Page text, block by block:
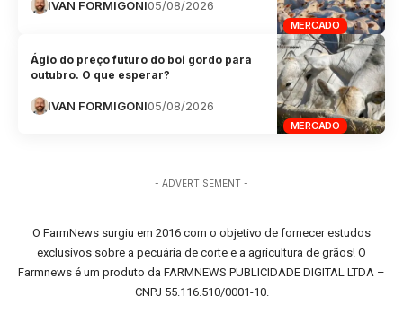
MERCADO
IVAN FORMIGONI05/08/2026
MERCADO
Ágio do preço futuro do boi gordo para
outubro. O que esperar?
IVAN FORMIGONI05/08/2026
- ADVERTISEMENT -
O FarmNews surgiu em 2016 com o objetivo de fornecer estudos
exclusivos sobre a pecuária de corte e a agricultura de grãos! O
Farmnews é um produto da FARMNEWS PUBLICIDADE DIGITAL LTDA –
CNPJ 55.116.510/0001-10.